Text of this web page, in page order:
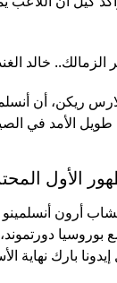
الزمالك.. خالد
ريكن، أن
الأمد في
الأول
الشاب أرون
القميص رقم 28 مع
بارك نهاية